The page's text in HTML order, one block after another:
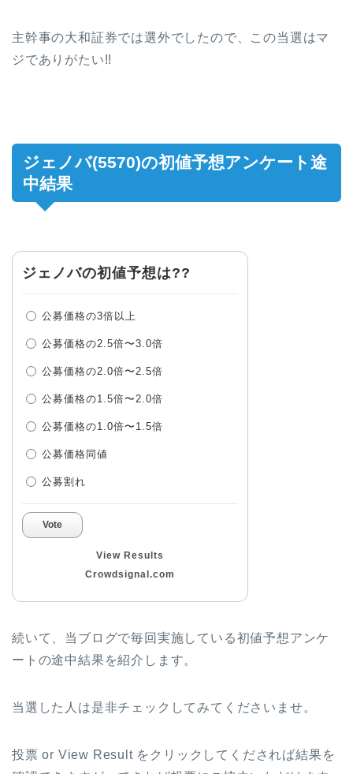
主幹事の大和証券では選外でしたので、この当選はマ
ジでありがたい!!
ジェノバ(5570)の初値予想アンケート途
中結果
ジェノバの初値予想は??
公募価格の3倍以上
公募価格の2.5倍〜3.0倍
公募価格の2.0倍〜2.5倍
公募価格の1.5倍〜2.0倍
公募価格の1.0倍〜1.5倍
公募価格同値
公募割れ
Vote
View Results
Crowdsignal.com
続いて、当ブログで毎回実施している初値予想アンケ
ートの途中結果を紹介します。
当選した人は是非チェックしてみてくださいませ。
投票 or View Result をクリックしてくだされば結果を